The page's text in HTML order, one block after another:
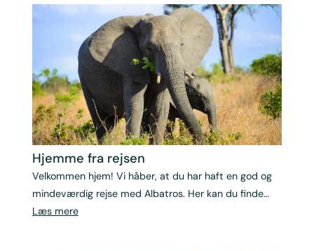
undervejs, kan du altid kontakte din rejseleder eller
vores rejsespecialister.
Hjemme fra rejsen
Velkommen hjem! Vi håber, at du har haft en god og
mindeværdig rejse med Albatros. Her kan du finde
svar på spørgsmål, der typisk opstår efter
Læs mere